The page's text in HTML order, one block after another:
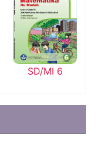
SD/MI 6